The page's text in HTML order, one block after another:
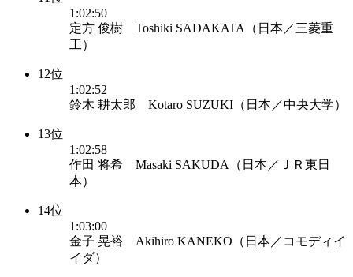
1:02:50
定方 俊樹 Toshiki SADAKATA（日本／三菱重
工）
12位
1:02:52
鈴木 耕太郎 Kotaro SUZUKI（日本／中央大学）
13位
1:02:58
作田 将希 Masaki SAKUDA（日本／ＪＲ東日
本）
14位
1:03:00
金子 晃裕 Akihiro KANEKO（日本／コモディイ
イダ）